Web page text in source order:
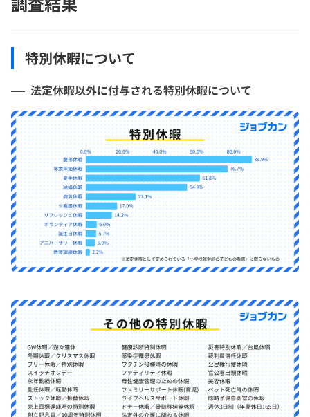
特別休暇について
法定休暇以外に付与される特別休暇について